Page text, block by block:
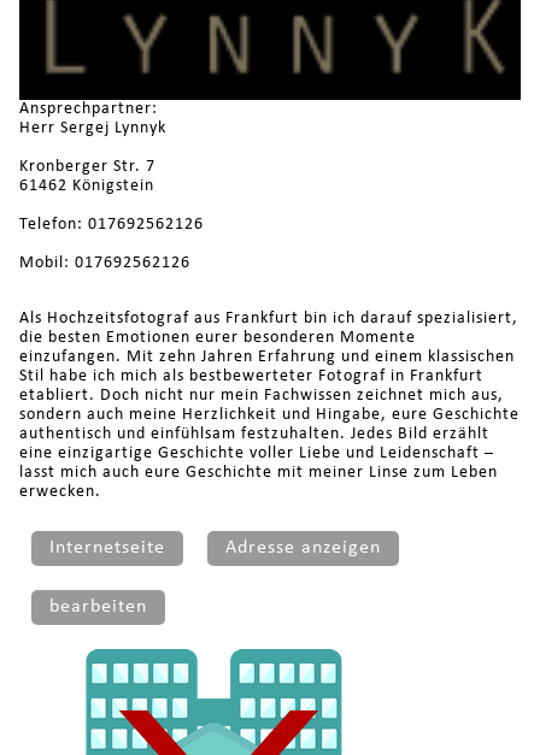
Ansprechpartner:
Herr Sergej Lynnyk
Kronberger Str. 7
61462 Königstein
Telefon: 017692562126
Mobil: 017692562126
Als Hochzeitsfotograf aus Frankfurt bin ich darauf spezialisiert,
die besten Emotionen eurer besonderen Momente
einzufangen. Mit zehn Jahren Erfahrung und einem klassischen
Stil habe ich mich als bestbewerteter Fotograf in Frankfurt
etabliert. Doch nicht nur mein Fachwissen zeichnet mich aus,
sondern auch meine Herzlichkeit und Hingabe, eure Geschichte
authentisch und einfühlsam festzuhalten. Jedes Bild erzählt
eine einzigartige Geschichte voller Liebe und Leidenschaft –
lasst mich auch eure Geschichte mit meiner Linse zum Leben
erwecken.
Internetseite Adresse anzeigen
bearbeiten